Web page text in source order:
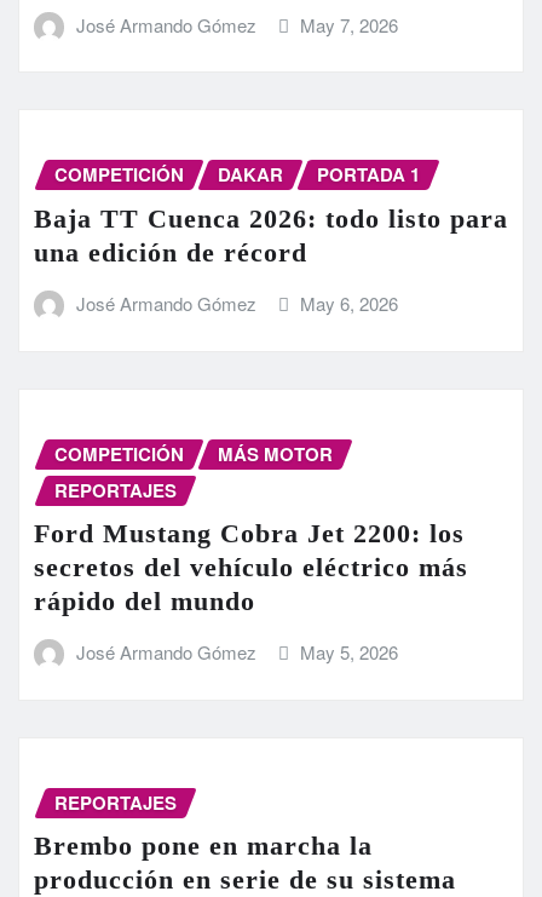
José Armando Gómez May 7, 2026
COMPETICIÓN DAKAR PORTADA 1
Baja TT Cuenca 2026: todo listo para
una edición de récord
José Armando Gómez May 6, 2026
COMPETICIÓN
MÁS MOTOR
REPORTAJES
Ford Mustang Cobra Jet 2200: los
secretos del vehículo eléctrico más
rápido del mundo
José Armando Gómez May 5, 2026
REPORTAJES
Brembo pone en marcha la
producción en serie de su sistema